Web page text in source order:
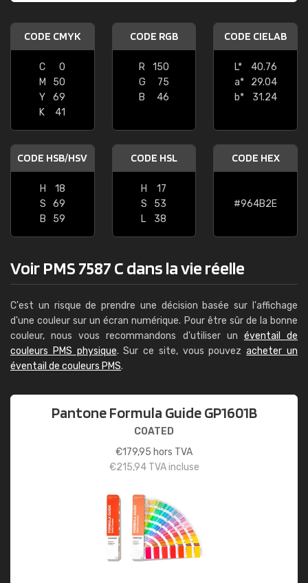
CODE CMYK
C
0
M
50
Y
69
K
41
CODE RGB
R
150
G
75
B
46
CODE CIELAB
L*
40.76
a*
29.04
b*
31.24
CODE HSB/HSV
H
18
S
69
B
59
CODE HSL
H
17
S
53
L
38
CODE HEX
#964B2E
Voir PMS 7587 C dans la vie réelle
C'est un risque de prendre une décision basée sur l'affichage
d'une couleur sur un écran numérique. Pour être sûr de la bonne
couleur, nous vous recommandons d'utiliser un éventail de
couleurs PMS physique. Sur ce site, vous pouvezacheter un
éventail de couleurs PMS.
Pantone Formula Guide GP1601B
COATED
€179,95 hors TVA
€215,94TVA incluse